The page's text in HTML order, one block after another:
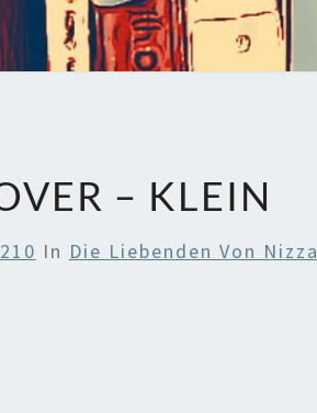
– KLEIN
In Die Liebenden Von Nizza